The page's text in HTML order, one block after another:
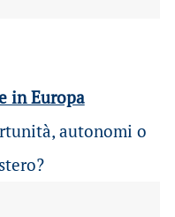
in Europa
autonomi o